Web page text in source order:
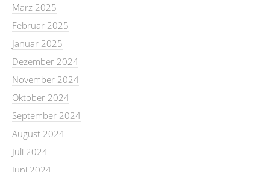
März 2025
Februar 2025
Januar 2025
Dezember 2024
November 2024
Oktober 2024
September 2024
August 2024
Juli 2024
Juni 2024